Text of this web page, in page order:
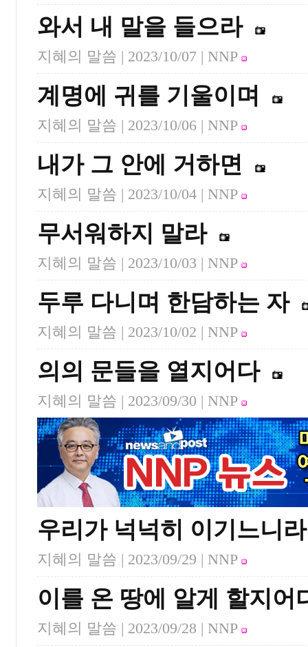
와서 내 말을 들으라
지혜의 말씀 | 2023/10/07 | NNP
계명에 귀를 기울이며
지혜의 말씀 | 2023/10/06 | NNP
내가 그 안에 거하면
지혜의 말씀 | 2023/10/04 | NNP
무서워하지 말라
지혜의 말씀 | 2023/10/03 | NNP
두루 다니며 한담하는 자
지혜의 말씀 | 2023/10/02 | NNP
의의 문들을 열지어다
지혜의 말씀 | 2023/09/30 | NNP
우리가 넉넉히 이기느니라
지혜의 말씀 | 2023/09/29 | NNP
이를 온 땅에 알게 할지어
지혜의 말씀 | 2023/09/28 | NNP